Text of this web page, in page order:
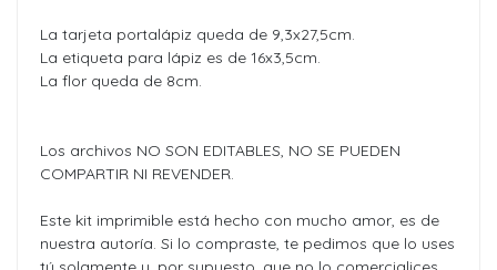
La tarjeta portalápiz queda de 9,3x27,5cm.
La etiqueta para lápiz es de 16x3,5cm.
La flor queda de 8cm.
Los archivos NO SON EDITABLES, NO SE PUEDEN
COMPARTIR NI REVENDER.
Este kit imprimible está hecho con mucho amor, es de
nuestra autoría. Si lo compraste, te pedimos que lo uses